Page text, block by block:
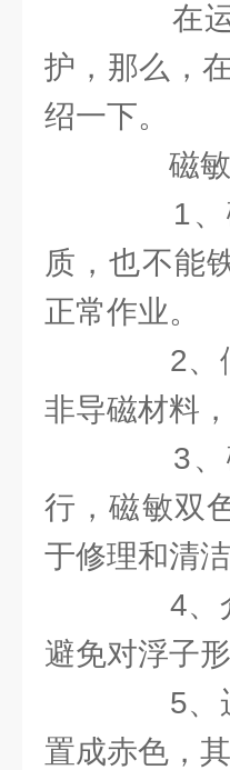
在运
护，那么，
绍一下。
磁敏
1、磁
质，也不能
正常作业。
2、假
非导磁材料
3、磁
行，磁敏双
于修理和清洁
4、介
避免对浮子
5、运
置成赤色，